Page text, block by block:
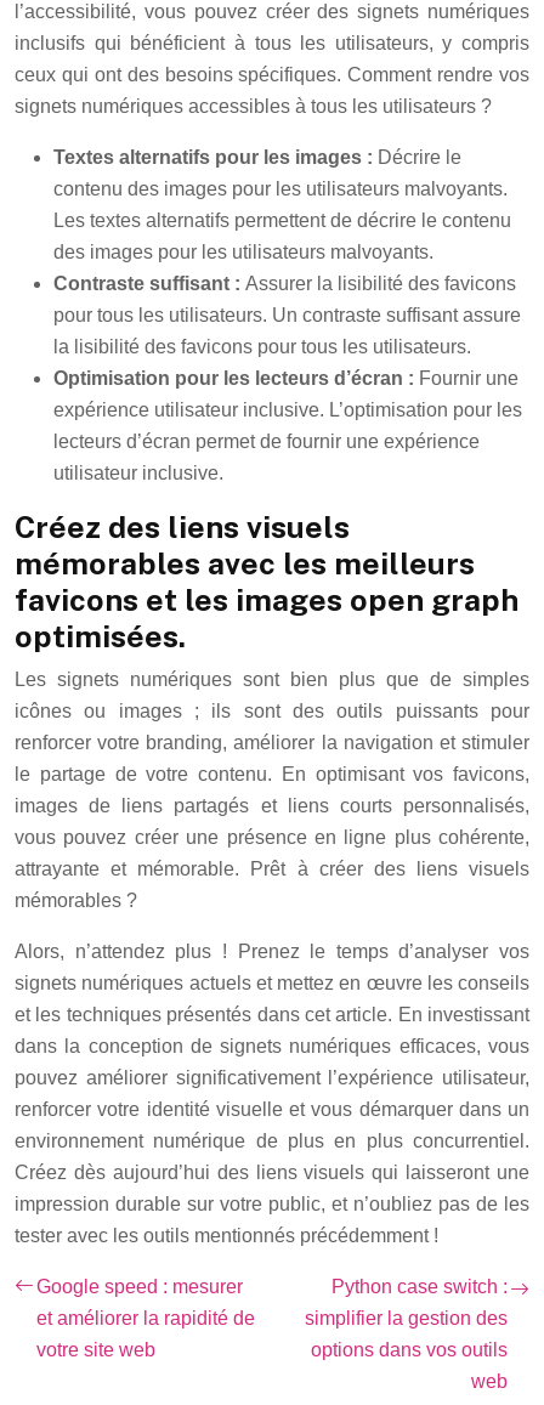
l’accessibilité, vous pouvez créer des signets numériques
inclusifs qui bénéficient à tous les utilisateurs, y compris
ceux qui ont des besoins spécifiques. Comment rendre vos
signets numériques accessibles à tous les utilisateurs ?
Textes alternatifs pour les images : Décrire le
contenu des images pour les utilisateurs malvoyants.
Les textes alternatifs permettent de décrire le contenu
des images pour les utilisateurs malvoyants.
Contraste suffisant : Assurer la lisibilité des favicons
pour tous les utilisateurs. Un contraste suffisant assure
la lisibilité des favicons pour tous les utilisateurs.
Optimisation pour les lecteurs d’écran : Fournir une
expérience utilisateur inclusive. L’optimisation pour les
lecteurs d’écran permet de fournir une expérience
utilisateur inclusive.
Créez des liens visuels
mémorables avec les meilleurs
favicons et les images open graph
optimisées.
Les signets numériques sont bien plus que de simples
icônes ou images ; ils sont des outils puissants pour
renforcer votre branding, améliorer la navigation et stimuler
le partage de votre contenu. En optimisant vos favicons,
images de liens partagés et liens courts personnalisés,
vous pouvez créer une présence en ligne plus cohérente,
attrayante et mémorable. Prêt à créer des liens visuels
mémorables ?
Alors, n’attendez plus ! Prenez le temps d’analyser vos
signets numériques actuels et mettez en œuvre les conseils
et les techniques présentés dans cet article. En investissant
dans la conception de signets numériques efficaces, vous
pouvez améliorer significativement l’expérience utilisateur,
renforcer votre identité visuelle et vous démarquer dans un
environnement numérique de plus en plus concurrentiel.
Créez dès aujourd’hui des liens visuels qui laisseront une
impression durable sur votre public, et n’oubliez pas de les
tester avec les outils mentionnés précédemment !
Google speed : mesurer
et améliorer la rapidité de
votre site web
Python case switch :
simplifier la gestion des
options dans vos outils
web